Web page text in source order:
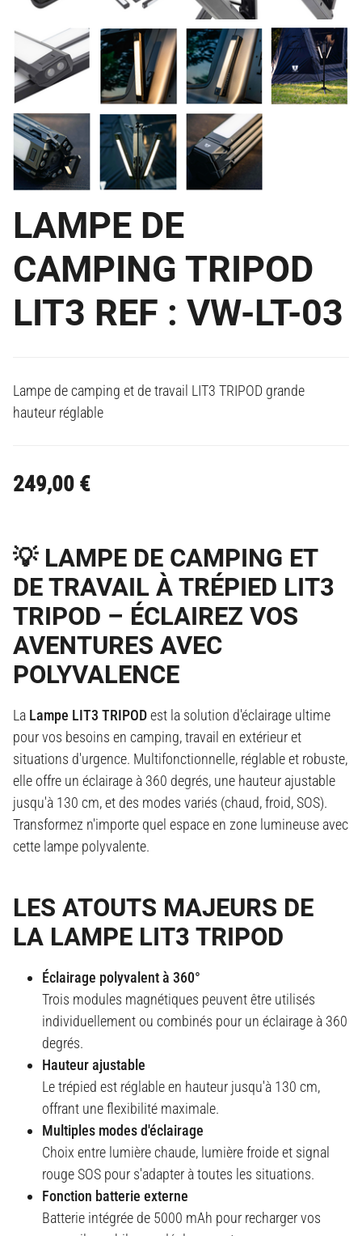
LAMPE DE
CAMPING TRIPOD
LIT3 REF : VW-LT-03
Lampe de camping et de travail LIT3 TRIPOD grande
hauteur réglable
249,00 €
💡 LAMPE DE CAMPING ET
DE TRAVAIL À TRÉPIED LIT3
TRIPOD – ÉCLAIREZ VOS
AVENTURES AVEC
POLYVALENCE
La Lampe LIT3 TRIPODest la solution d'éclairage ultime
pour vos besoins en camping, travail en extérieur et
situations d'urgence. Multifonctionnelle, réglable et robuste,
elle offre un éclairage à 360 degrés, une hauteur ajustable
jusqu'à 130 cm, et des modes variés (chaud, froid, SOS).
Transformez n'importe quel espace en zone lumineuse avec
cette lampe polyvalente.
LES ATOUTS MAJEURS DE
LA LAMPE LIT3 TRIPOD
Éclairage polyvalent à 360°
Trois modules magnétiques peuvent être utilisés
individuellement ou combinés pour un éclairage à 360
degrés.
Hauteur ajustable
Le trépied est réglable en hauteur jusqu'à 130 cm,
offrant une flexibilité maximale.
Multiples modes d'éclairage
Choix entre lumière chaude, lumière froide et signal
rouge SOS pour s'adapter à toutes les situations.
Fonction batterie externe
Batterie intégrée de 5000 mAh pour recharger vos